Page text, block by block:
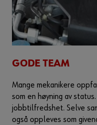
GODE TEAM
Mange mekanikere
som en høyning av
jobbtilfredshet. Selve
også oppleves som